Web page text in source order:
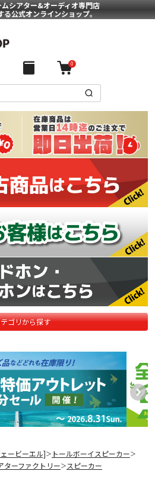
シアター&オーディオ専門店
る公式オンラインショップ。
0
ゴリから探す
ービーエル]＞ トールボーイスピーカー＞
ターファクトリー＞ スピーカー